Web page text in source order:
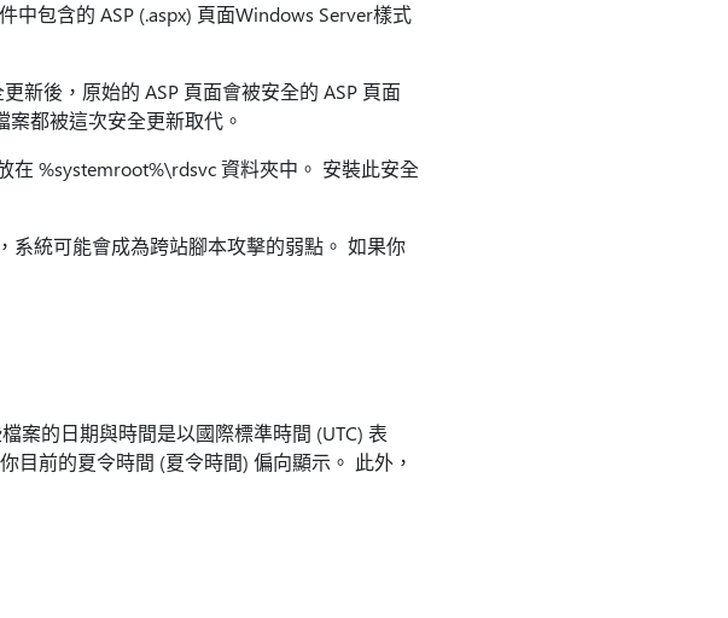
包含的 ASP (.aspx) 頁面Windows Server樣式
新後，原始的 ASP 頁面會被安全的 ASP 頁面
案都被這次安全更新取代。
%systemroot%\rdsvc 資料夾中。 安裝此安全
系統可能會成為跨站腳本攻擊的弱點。 如果你
案的日期與時間是以國際標準時間 (UTC) 表
目前的夏令時間 (夏令時間) 偏向顯示。 此外，